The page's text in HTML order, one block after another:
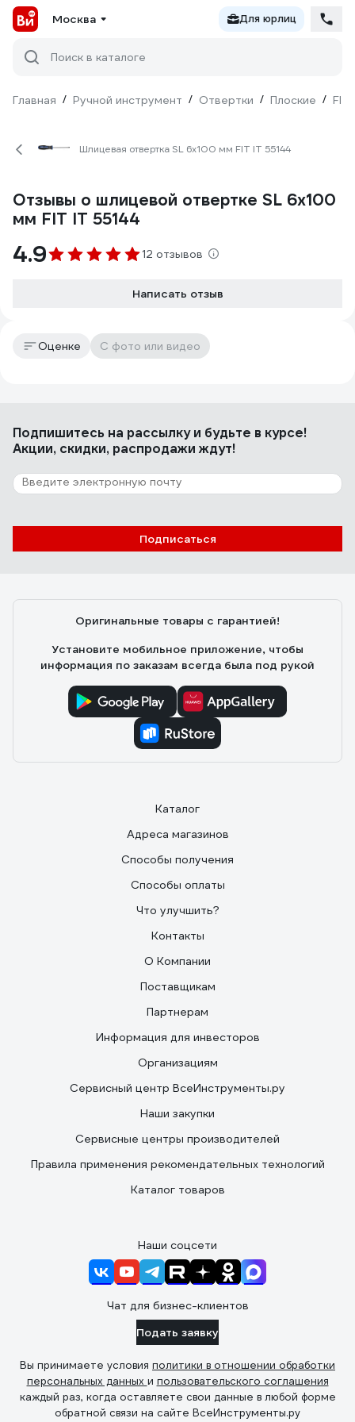
Москва Для юрлиц
Поиск в каталоге
Главная / Ручной инструмент / Отвертки / Плоские / FIT
Шлицевая отвертка SL 6х100 мм FIT IT 55144
Отзывы о шлицевой отвертке SL 6х100
мм FIT IT 55144
4.9 12 отзывов
Написать отзыв
Оценке С фото или видео
Подпишитесь на рассылкуи будьте в курсе!
Акции, скидки, распродажи ждут!
Подписаться
Оригинальные товары с гарантией!
Установите мобильное приложение, чтобы
информация по заказам всегда была под рукой
Каталог
Адреса магазинов
Способы получения
Способы оплаты
Что улучшить?
Контакты
О Компании
Поставщикам
Партнерам
Информация для инвесторов
Организациям
Сервисный центр ВсеИнструменты.ру
Наши закупки
Сервисные центры производителей
Правила применения рекомендательных технологий
Каталог товаров
Наши соцсети
Чат для бизнес-клиентов
Подать заявку
Вы принимаете условия политики в отношении обработки
персональных данных и пользовательского соглашения
каждый раз, когда оставляете свои данные в любой форме
обратной связи на сайте ВсеИнструменты.ру